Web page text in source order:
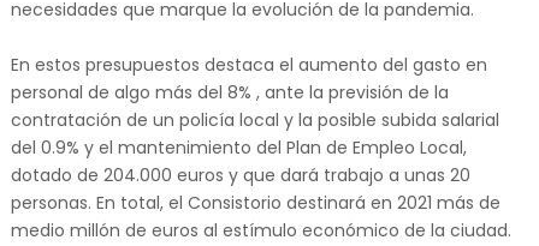
necesidades que marque la evolución de la pandemia.
En estos presupuestos destaca el aumento del gasto en
personal de algo más del 8% , ante la previsión de la
contratación de un policía local y la posible subida salarial
del 0.9% y el mantenimiento del Plan de Empleo Local,
dotado de 204.000 euros y que dará trabajo a unas 20
personas. En total, el Consistorio destinará en 2021 más de
medio millón de euros al estímulo económico de la ciudad.